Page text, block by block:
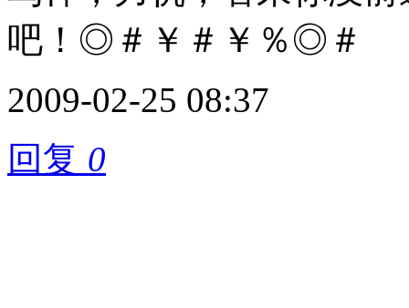
吧！◎＃￥＃￥％◎＃
2009-02-25 08:37
回复 0